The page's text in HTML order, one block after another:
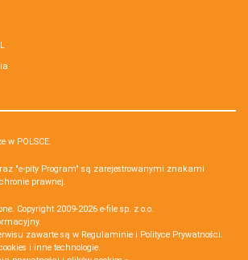
w POLSCE.
"e-pity Program" są zarejestrowanymi znakami
prawnej.
Copyright 2009-2026 e-file sp. z o.o.
zawarte są w Regulaminie i Polityce Prywatności.
i inne technologie.